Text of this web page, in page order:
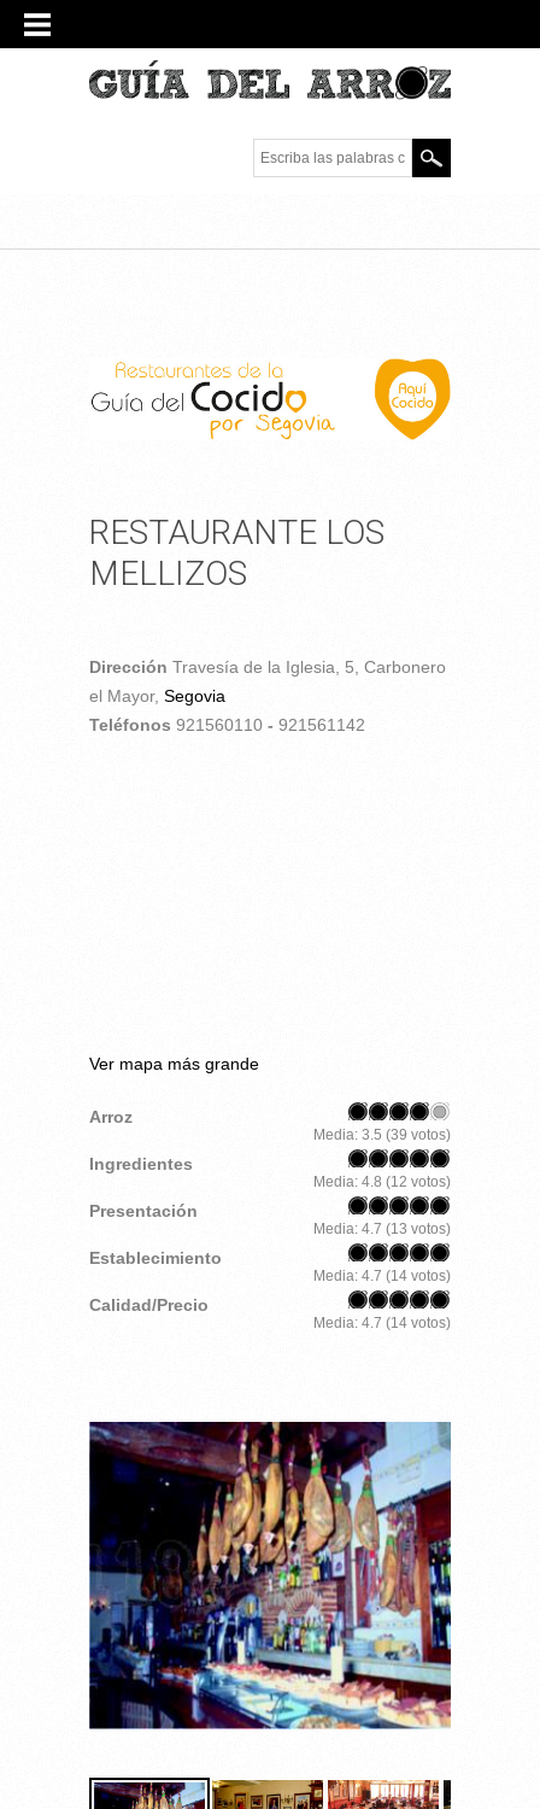
Escriba las palabras
clave.
RESTAURANTE LOS
MELLIZOS
Dirección Travesía de la Iglesia, 5, Carbonero
el Mayor, Segovia
Teléfonos 921560110 - 921561142
Ver mapa más grande
Arroz
Media: 3.5 (39 votos)
Ingredientes
Media: 4.8 (12 votos)
Presentación
Media: 4.7 (13 votos)
Establecimiento
Media: 4.7 (14 votos)
Calidad/Precio
Media: 4.7 (14 votos)